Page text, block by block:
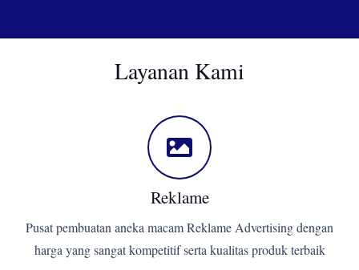
Layanan Kami
Reklame
Pusat pembuatan aneka macam Reklame Advertising dengan
harga yang sangat kompetitif serta kualitas produk terbaik